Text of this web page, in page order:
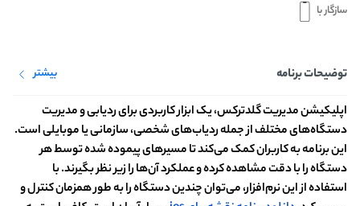
سازگار با
توضیحات برنامه بیشتر
اپلیکیشن مدیریت گلدترکس، یک ابزار کاربردی برای ردیابی و مدیریت
دستگاه‌های مختلف از جمله ردیاب‌های شخصی، سازمانی یا موبایلی است.
این برنامه به کاربران کمک می‌کند تا مسیرهای پیموده ‌شده توسط هر
دستگاه را با دقت مشاهده کرده و عملکرد آن‌ها را زیر نظر بگیرند. با
استفاده از این نرم‌افزار، می‌توان چندین دستگاه را به ‌طور همزمان کنترل و